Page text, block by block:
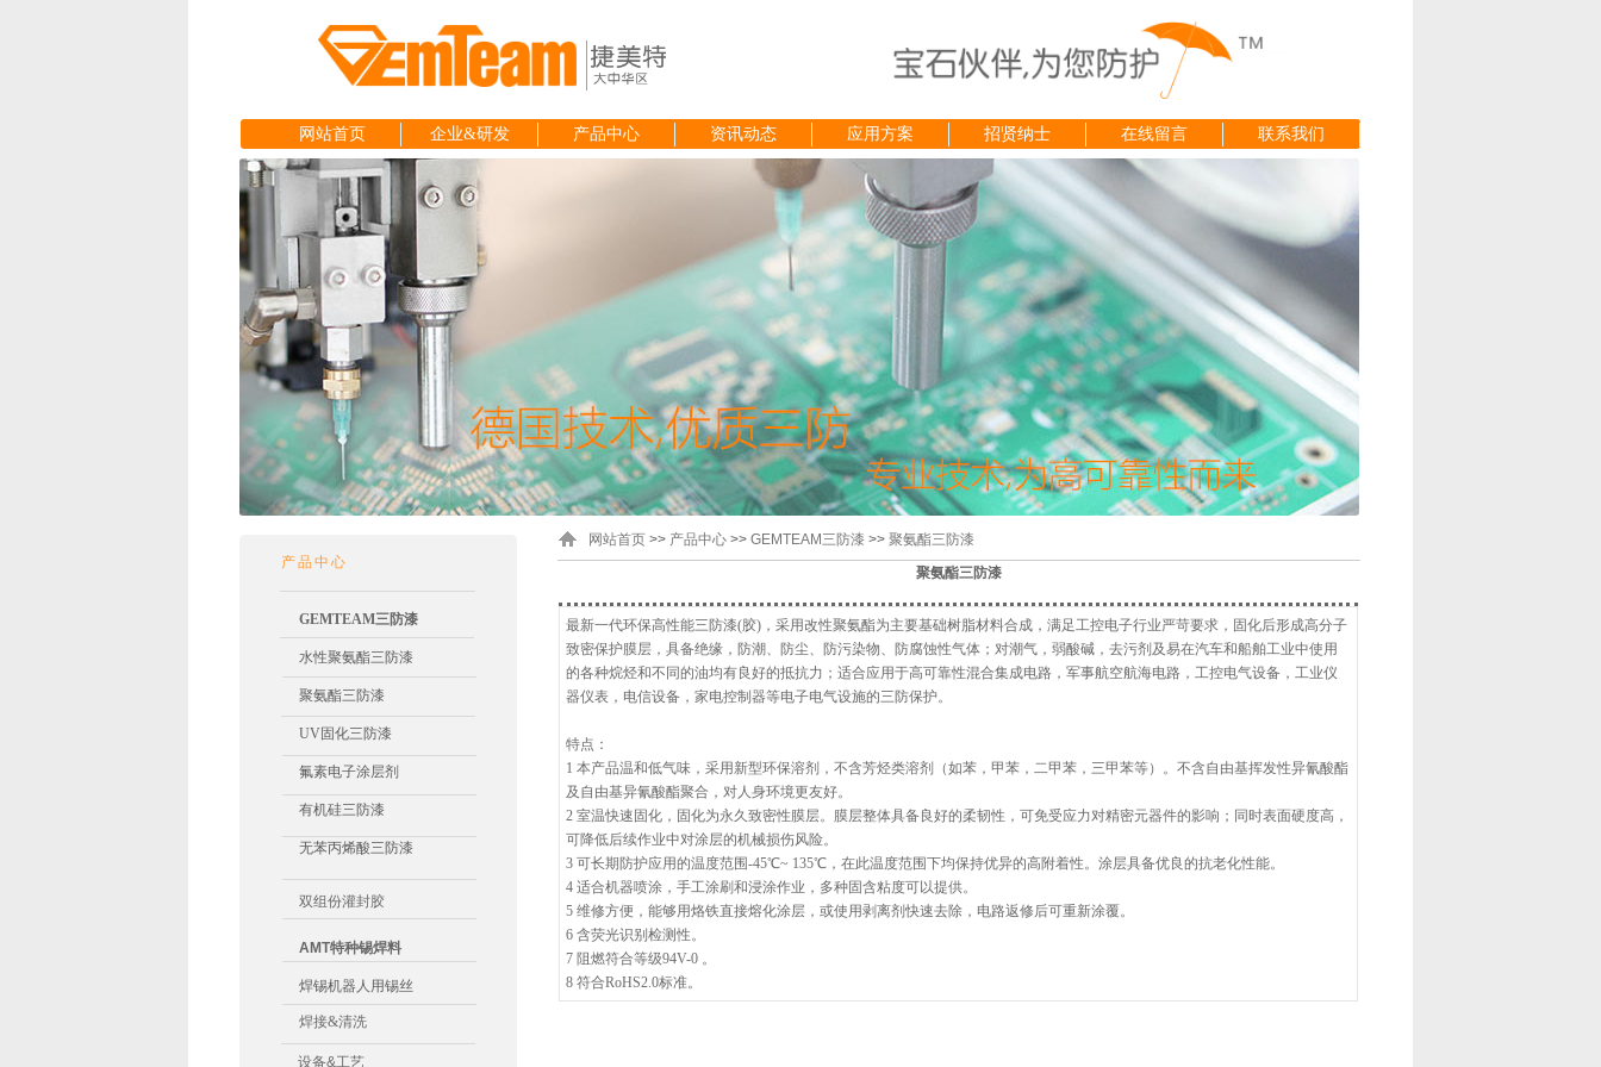
焊接&清洗
设备&工艺
网站首页 企业&研发 产品中心 资讯动态 应用方案 招贤纳士 在线留言 联系我们
网站首页 >> 产品中心 >> GEMTEAM三防漆 >> 聚氨酯三防漆
产品中心
聚氨酯三防漆
最新一代环保高性能三防漆(胶)，采用改性聚氨酯为主要基础树脂材料合成，满足工控电子行业严苛要求，固化后形成高分子
致密保护膜层，具备绝缘，防潮、防尘、防污染物、防腐蚀性气体；对潮气，弱酸碱，去污剂及易在汽车和船舶工业中使用
的各种烷烃和不同的油均有良好的抵抗力；适合应用于高可靠性混合集成电路，军事航空航海电路，工控电气设备，工业仪
器仪表，电信设备，家电控制器等电子电气设施的三防保护。
特点：
1 本产品温和低气味，采用新型环保溶剂，不含芳烃类溶剂（如苯，甲苯，二甲苯，三甲苯等）。不含自由基挥发性异氰酸酯
及自由基异氰酸酯聚合，对人身环境更友好。
2 室温快速固化，固化为永久致密性膜层。膜层整体具备良好的柔韧性，可免受应力对精密元器件的影响；同时表面硬度高，
可降低后续作业中对涂层的机械损伤风险。
3 可长期防护应用的温度范围-45℃~ 135℃，在此温度范围下均保持优异的高附着性。涂层具备优良的抗老化性能。
4 适合机器喷涂，手工涂刷和浸涂作业，多种固含粘度可以提供。
5 维修方便，能够用烙铁直接熔化涂层，或使用剥离剂快速去除，电路返修后可重新涂覆。
6 含荧光识别检测性。
7 阻燃符合等级94V-0 。
8 符合RoHS2.0标准。
GEMTEAM三防漆
水性聚氨酯三防漆
聚氨酯三防漆
UV固化三防漆
氟素电子涂层剂
有机硅三防漆
无苯丙烯酸三防漆
双组份灌封胶
AMT特种锡焊料
焊锡机器人用锡丝